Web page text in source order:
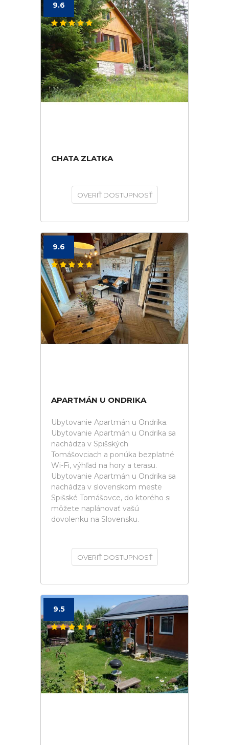
9.6
CHATA ZLATKA
OVERIŤ DOSTUPNOSŤ
9.6
APARTMÁN U ONDRIKA
Ubytovanie Apartmán u Ondrika.
Ubytovanie Apartmán u Ondrika sa
nachádza v Spišských
Tomášovciach a ponúka bezplatné
Wi-Fi, výhľad na hory a terasu.
Ubytovanie Apartmán u Ondrika sa
nachádza v slovenskom meste
Spišské Tomášovce, do ktorého si
môžete naplánovať vašú
dovolenku na Slovensku.
OVERIŤ DOSTUPNOSŤ
9.5